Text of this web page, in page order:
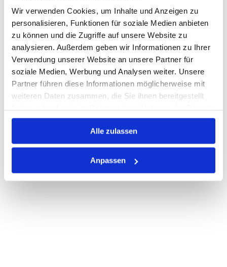
Wir verwenden Cookies, um Inhalte und Anzeigen zu
personalisieren, Funktionen für soziale Medien anbieten
zu können und die Zugriffe auf unsere Website zu
analysieren. Außerdem geben wir Informationen zu Ihrer
Verwendung unserer Website an unsere Partner für
soziale Medien, Werbung und Analysen weiter. Unsere
Partner führen diese Informationen möglicherweise mit
weiteren Daten zusammen, die Sie ihnen bereitgestellt
gesammelt haben.
Alle zulassen
Anpassen
STK Warenkorb
Nicht auf Lager